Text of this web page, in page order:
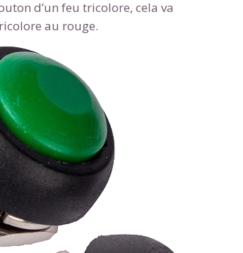
d’un feu tricolore, cela va
au rouge.
et pour exercer vos droits, vous pouvez